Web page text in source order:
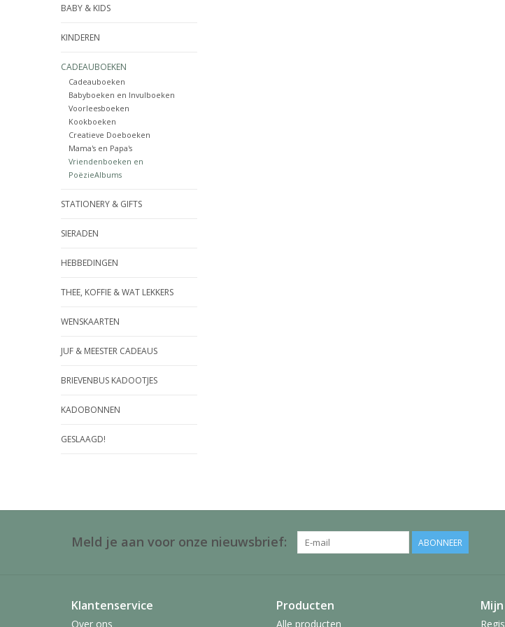
BABY & KIDS
KINDEREN
CADEAUBOEKEN
Cadeauboeken
Babyboeken en Invulboeken
Voorleesboeken
Kookboeken
Creatieve Doeboeken
Mama's en Papa's
Vriendenboeken en
PoëzieAlbums
STATIONERY & GIFTS
SIERADEN
HEBBEDINGEN
THEE, KOFFIE & WAT LEKKERS
WENSKAARTEN
JUF & MEESTER CADEAUS
BRIEVENBUS KADOOTJES
KADOBONNEN
GESLAAGD!
Meld je aan voor onze nieuwsbrief: ABONNEER
Klantenservice
Over ons
Producten
Alle producten